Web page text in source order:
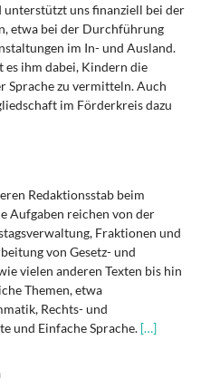
uns finanziell bei der
etwa bei der Durchführung
im In- und Ausland.
es ihm dabei, Kindern die
Sprache zu vermitteln. Auch
im Förderkreis dazu
Redaktionsstab beim
Aufgaben reichen von der
Fraktionen und
von Gesetz- und
vielen anderen Texten bis hin
Themen, etwa
Rechts- und
und Einfache Sprache. […]